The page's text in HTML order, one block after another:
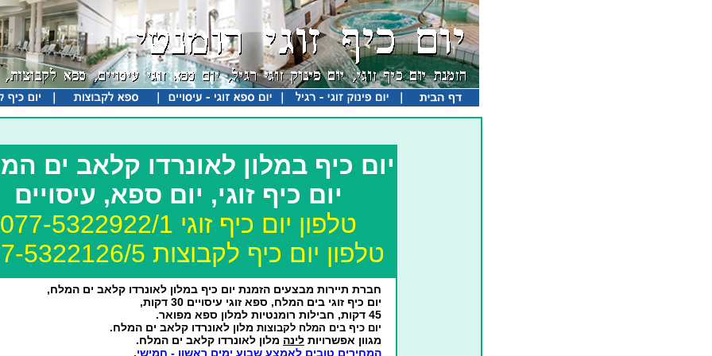
יום כיף במלון לאונרדו קלאב ים
יום כיף זוגי, יום ספא, עיסויים
טלפון יום כיף זוגי 077-5322922/1
טלפון יום כיף לקבוצות 077-5322126/5
חברת תיירות מבצעים הזמנת יום כיף במלון לאונרדו קלאב ים המלח,
יום כיף זוגי בים המלח, ספא זוגי עיסויים 30 דקות,
45 דקות, חבילות רומנטיות למלון ספא מפואר.
יום כיף בים המלח לקבוצות מלון לאונרדו קלאב ים המלח.
מגוון אפשרויות לינה מלון לאונרדו קלאב ים המלח.
המחירים טובים לאמצע שבוע ימים ראשון - חמישי,